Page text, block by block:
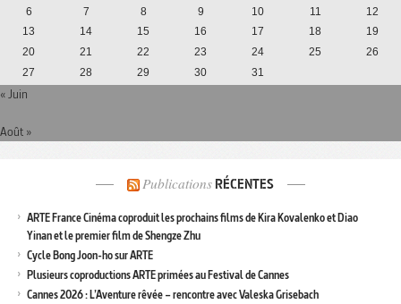
6
7 8 9 10 11
12
13
14 15 16 17 18
19
20
21 22 23 24 25
26
27
28 29 30 31
« Juin
Août »
Publications RÉCENTES
ARTE France Cinéma coproduit les prochains films de Kira Kovalenko et Diao
Yinan et le premier film de Shengze Zhu
Cycle Bong Joon-ho sur ARTE
Plusieurs coproductions ARTE primées au Festival de Cannes
Cannes 2026 : L’Aventure rêvée – rencontre avec Valeska Grisebach